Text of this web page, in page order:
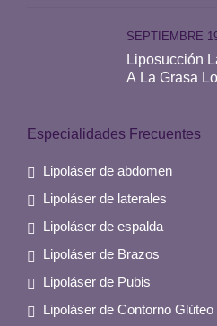
Liposucción
A La Grasa
SEPTIEMBRE
Especialidades Frecuentes
Lipoláser de abdomen
Lipoláser de laterales
Lipoláser de espalda
Lipoláser de Brazos
Lipoláser de Pubis
Lipoláser de Contorno Glúteo